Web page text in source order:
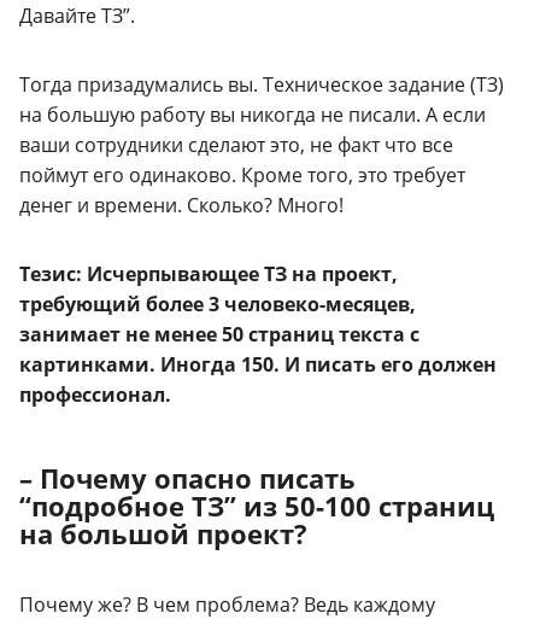
Давайте ТЗ”.
Тогда призадумались вы. Техническое задание (ТЗ)
на большую работу вы никогда не писали. А если
ваши сотрудники сделают это, не факт что все
поймут его одинаково. Кроме того, это требует
денег и времени. Сколько? Много!
Тезис: Исчерпывающее ТЗ на проект,
требующий более 3 человеко-месяцев,
занимает не менее 50 страниц текста с
картинками. Иногда 150. И писать его должен
профессионал.
– Почему опасно писать
“подробное ТЗ” из 50-100 страниц
на большой проект?
Почему же? В чем проблема? Ведь каждому